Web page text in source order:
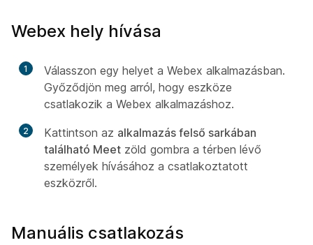
Webex hely hívása
1
Válasszon egy helyet a Webex alkalmazásban.
Győződjön meg arról, hogy eszköze
csatlakozik a Webex alkalmazáshoz.
2 Kattintson az alkalmazás felső sarkában
található Meet zöld gombra a térben lévő
személyek hívásához a csatlakoztatott
eszközről.
Manuális csatlakozás